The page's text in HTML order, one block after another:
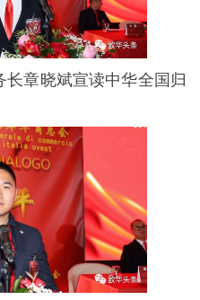
章晓斌宣读中华全国归